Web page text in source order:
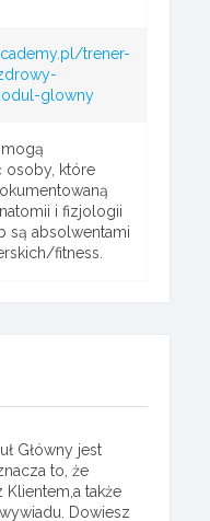
trener-
glowny
osoby, które
i fizjologii
są absolwentami
fitness.
Główny jest
to, że
także
Dowiesz